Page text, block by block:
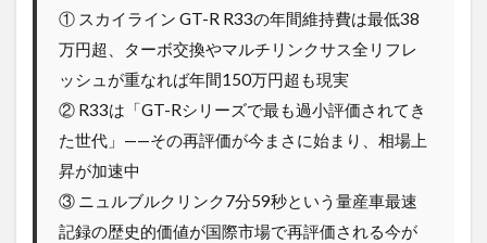
① スカイライン GT-R R33の年間維持費は最低38
万円超、ターボ交換やマルチリンクサス全リフレ
ッシュが重なれば年間150万円超も現実
② R33は「GT-Rシリーズで最も過小評価されてき
た世代」——その再評価が今まさに始まり、相場上
昇が加速中
③ ニュルブルクリンク7分59秒という量産車最速
記録の歴史的価値が国際市場で再評価される今が